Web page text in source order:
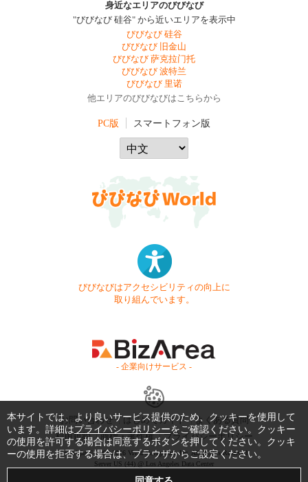
身近なエリアのびびなび
"びびなび 硅谷" から近いエリアを表示中
びびなび 硅谷
びびなび 旧金山
びびなび 萨克拉门托
びびなび 波特兰
びびなび 里诺
他エリアのびびなびはこちらから
PC版 スマートフォン版
びびなびはアクセシビリティの向上に
取り組んでいます。
- 企業向けサービス -
お問い合わせ はじめてガイド
よくある質問
利用規約
商標・著作権 プライバシーポリシー
Copyright © 1999-2026 Vivid Navigation, Inc. All Rights Reserved.
Server US (44) @ Los Angeles Data Center
本サイトでは、より良いサービス提供のため、クッキーを使用して
います。詳細はプライバシーポリシーをご確認ください。クッキー
の使用を許可する場合は同意するボタンを押してください。クッキ
ーの使用を拒否する場合は、ブラウザからご設定ください。